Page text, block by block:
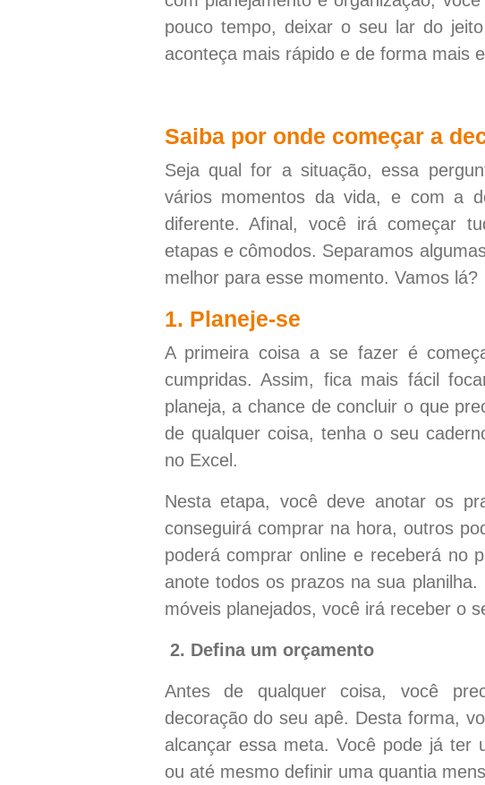
pouco tempo, deixar o seu lar do
aconteça mais rápido e de forma mais
Saiba por onde começar a
Seja qual for a situação, essa
vários momentos da vida, e com a
diferente. Afinal, você irá começar
etapas e cômodos. Separamos
melhor para esse momento. Vamos lá?
1. Planeje-se
A primeira coisa a se fazer é
cumpridas. Assim, fica mais fácil
planeja, a chance de concluir o que
de qualquer coisa, tenha o seu
no Excel.
Nesta etapa, você deve anotar os
conseguirá comprar na hora, outros
poderá comprar online e receberá no
anote todos os prazos na sua
móveis planejados, você irá receber o
2. Defina um orçamento
Antes de qualquer coisa, você
decoração do seu apê. Desta forma,
alcançar essa meta. Você pode já ter
ou até mesmo definir uma quantia